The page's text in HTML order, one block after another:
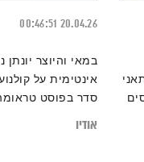
20.04.26
00:46:51
במאי והיוצר
אינטימית על
סדר בפוסט
אודיו